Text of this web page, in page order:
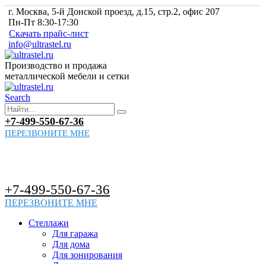
г. Москва, 5-й Донской проезд, д.15, стр.2, офис 207
Пн-Пт 8:30-17:30
Скачать прайс-лист
info@ultrastel.ru
Производство и продажа
металлической мебели и сетки
Search
+7-499-550-67-36
ПЕРЕЗВОНИТЕ МНЕ
+7-499-550-67-36
ПЕРЕЗВОНИТЕ МНЕ
Стеллажи
Для гаража
Для дома
Для зонирования